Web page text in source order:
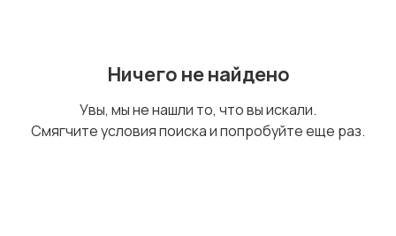
Ничего не найдено
Увы, мы не нашли то, что вы искали.
Смягчите условия поиска и попробуйте еще раз.